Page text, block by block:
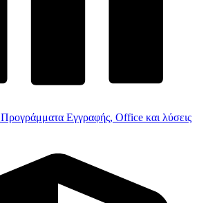
Προγράμματα Εγγραφής, Office και λύσεις